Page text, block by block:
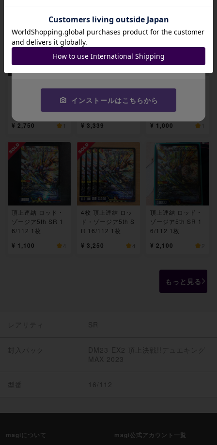
ゲンムエンペラ
¥ 2,750 1
6/112 3枚
¥ 3,339
結 ロッド・ゾージ
ア5th SR 16/112
1枚
¥ 1,000 1
頂上連結 ロッド・
ゾージア5th SR 1
6/112 1枚
¥ 1,100 4
4枚 頂上連結 ロッ
ド・ゾージア5th S
R 16/112 1枚
¥ 3,250 4
頂上連結 ロッド・
ゾージア5th SR 1
6/112 1枚
¥ 2,100 2
もっと見る
レアリティ SR
封入パック
DM23-EX2 頂上決戦!!デュエキング
MAX 2023
型番 16/112
magiについて magi公式アカウント一覧
招待コード
JA9XS8
コピーする
インストールはこちらから